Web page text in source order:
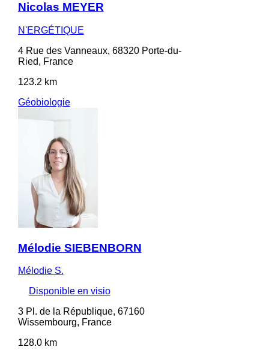
Nicolas MEYER
N'ERGÉTIQUE
4 Rue des Vanneaux, 68320 Porte-du-
Ried, France
123.2 km
Géobiologie
Mélodie SIEBENBORN
Mélodie S.
Disponible en visio
3 Pl. de la République, 67160
Wissembourg, France
128.0 km